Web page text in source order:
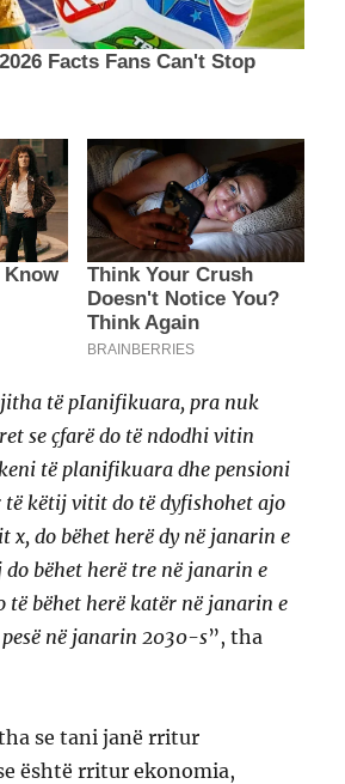
të pIanifikuara, pra nuk
se çfarë do të ndodhi vitin
të planifikuara dhe pensioni
këtij vitit do të dyfishohet ajo
x, do bëhet herë dy në janarin e
bëhet herë tre në janarin e
të bëhet herë katër në janarin e
në janarin 2030-s”, tha
se tani janë rritur
është rritur ekonomia,